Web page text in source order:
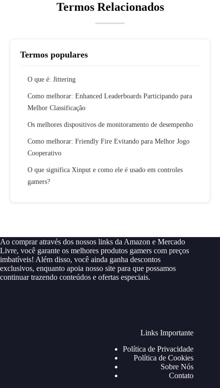
Termos Relacionados
Termos populares
O que é: Jittering
Como melhorar: Enhanced Leaderboards Participando para
Melhor Classificação
Os melhores dispositivos de monitoramento de desempenho
Como melhorar: Friendly Fire Evitando para Melhor Jogo
Cooperativo
O que significa Xinput e como ele é usado em controles
gamers?
Ao comprar através dos nossos links da Amazon e Mercado
Livre, você garante os melhores produtos gamers com preços
imbatíveis! Além disso, você ainda ganha descontos
exclusivos, enquanto apoia nosso site para que possamos
continuar trazendo conteúdos e ofertas especiais.
Links Importante
Política de Privacidade
Política de Cookies
Sobre Nós
Contato